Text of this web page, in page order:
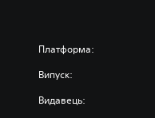
Платформа:
Випуск:
Видавець: